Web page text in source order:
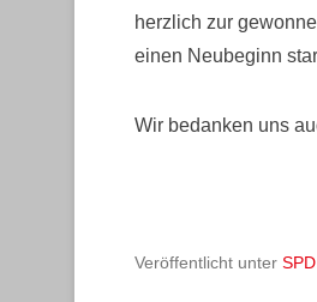
herzlich zur
einen Neubeginn
Wir bedanken uns
Veröffentlicht unter